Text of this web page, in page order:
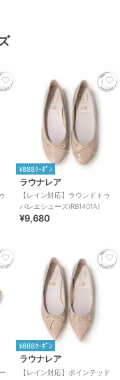
¥888ｸｰﾎﾟﾝ
ラウナレア
【レイン対応】ラウンドトゥ
バレエシューズ(RB1401A)
¥9,680
¥888ｸｰﾎﾟﾝ
ラウナレア
【レイン対応】ポインテッド